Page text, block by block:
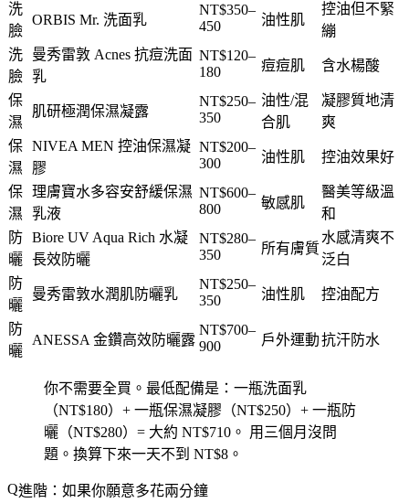
洗
臉
ORBIS Mr. 洗面乳
NT$350–
450
油性肌
控油但不緊
繃
洗
臉
曼秀雷敦 Acnes 抗痘洗面
乳
NT$120–
180
痘痘肌 含水楊酸
保
濕
肌研極潤保濕凝露
NT$250–
350
油性/混
合肌
凝膠質地清
爽
保
濕
NIVEA MEN 控油保濕凝
膠
NT$200–
300
油性肌 控油效果好
保
濕
理膚寶水多容安舒緩保濕
乳液
NT$600–
800
敏感肌
醫美等級溫
和
防
曬
Biore UV Aqua Rich 水凝
長效防曬
NT$280–
350
所有膚質
水感清爽不
泛白
防
曬
曼秀雷敦水潤肌防曬乳
NT$250–
350
油性肌 控油配方
防
曬
ANESSA 金鑽高效防曬露
NT$700–
900
戶外運動抗汗防水
你不需要全買。 最低配備是：一瓶洗面乳
（NT$180）+ 一瓶保濕凝膠（NT$250）+ 一瓶防
曬（NT$280）= 大約 NT$710。 用三個月沒問
題。換算下來一天不到 NT$8。
進階：如果你願意多花兩分鐘